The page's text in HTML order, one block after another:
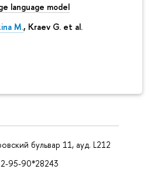
language model
M., Kraev G. et al.
бульвар 11, ауд. L212
95-90*28243